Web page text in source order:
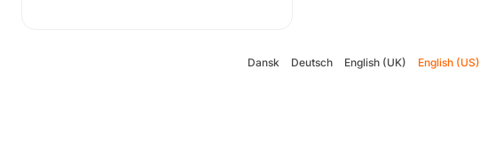
Dansk Deutsch English (UK) English (US)